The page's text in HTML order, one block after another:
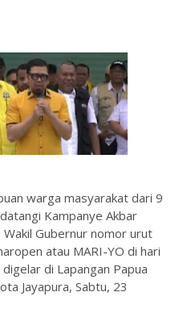
warga masyarakat dari 9
Kampanye Akbar
Wakil Gubernur nomor urut
atau MARI-YO di hari
di Lapangan Papua
Jayapura, Sabtu, 23